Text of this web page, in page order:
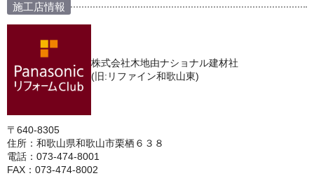
施工店情報
株式会社木地由ナショナル建材社
(旧:リファイン和歌山東)
〒640-8305
住所：和歌山県和歌山市栗栖６３８
電話：073-474-8001
FAX：073-474-8002